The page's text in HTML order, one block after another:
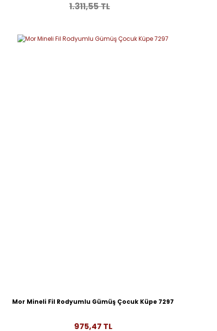
1.311,55 TL
Mor Mineli Fil Rodyumlu Gümüş Çocuk Küpe 7297
975,47 TL